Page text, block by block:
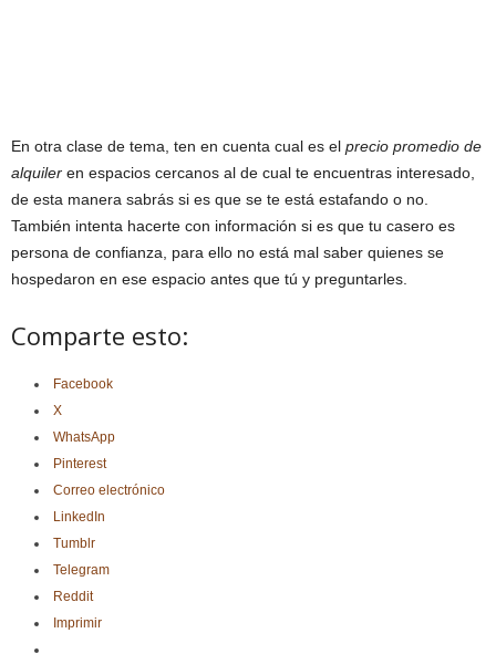
En otra clase de tema, ten en cuenta cual es el precio promedio de
alquiler en espacios cercanos al de cual te encuentras interesado,
de esta manera sabrás si es que se te está estafando o no.
También intenta hacerte con información si es que tu casero es
persona de confianza, para ello no está mal saber quienes se
hospedaron en ese espacio antes que tú y preguntarles.
Comparte esto:
Facebook
X
WhatsApp
Pinterest
Correo electrónico
LinkedIn
Tumblr
Telegram
Reddit
Imprimir